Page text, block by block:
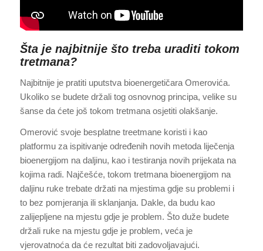
Šta je najbitnije što treba uraditi tokom
tretmana?
Najbitnije je pratiti uputstva bioenergetičara Omerovića.
Ukoliko se budete držali tog osnovnog principa, velike su
šanse da ćete još tokom tretmana osjetiti olakšanje.
Omerović svoje besplatne treetmane koristi i kao
platformu za ispitivanje određenih novih metoda liječenja
bioenergijom na daljinu, kao i testiranja novih prijekata na
kojima radi. Najčešće, tokom tretmana bioenergijom na
daljinu ruke trebate držati na mjestima gdje su problemi i
to bez pomjeranja ili sklanjanja. Dakle, da budu kao
zalijepljene na mjestu gdje je problem. Što duže budete
držali ruke na mjestu gdje je problem, veća je
vjerovatnoća da će rezultat biti zadovoljavajući.